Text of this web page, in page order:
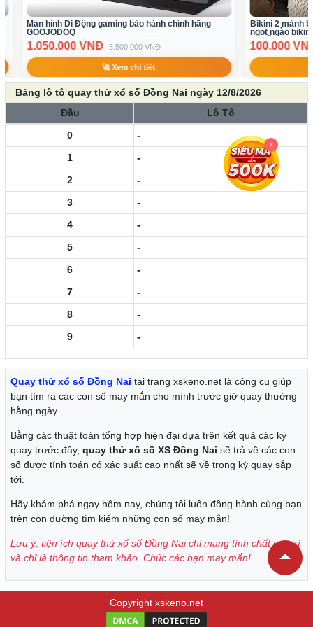
Màn hình Di Động gaming bảo hành chính hãng
GOOJODOQ
1.050.000 VNĐ 3.500.000 VNĐ
🚀 Xem chi tiết
Bikini 2 mảnh
ngọt ngào
có sẵn sl ít)
100.000
Bảng lô tô quay thử xổ số Đồng Nai ngày 12/8/2026
Đầu
Lô Tô
0
-
1 -
2 -
3 -
4 -
5 -
6 -
7 -
8 -
9 -
Quay thử xổ số Đồng Nai tại trang xskeno.net là công cụ giúp
bạn tìm ra các con số may mắn cho mình trước giờ quay thưởng
hằng ngày.
Bằng các thuật toán tổng hợp hiện đại dựa trên kết quả các kỳ
quay trước đây, quay thử xổ số XS Đồng Nai sẽ trả về các con
số được tính toán có xác suất cao nhất sẽ về trong kỳ quay sắp
tới.
Hãy khám phá ngay hôm nay, chúng tôi luôn đồng hành cùng bạn
trên con đường tìm kiếm những con số may mắn!
Lưu ý: tiện ích quay thử xổ số Đồng Nai chỉ mang tính chất giải trí
và chỉ là thông tin tham khảo. Chúc các bạn may mắn!
Copyright xskeno.net
×